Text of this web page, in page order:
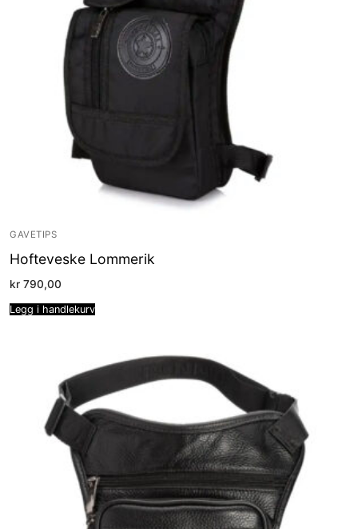
GAVETIPS
Hofteveske Lommerik
kr 790,00
Legg i handlekurv